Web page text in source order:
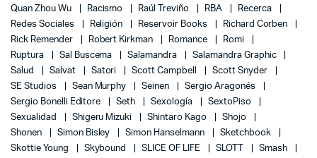
Quan Zhou Wu
Racismo Raúl Treviño RBA
Recerca
Redes Sociales
Religión Reservoir Books
Richard Corben
Rick Remender
Robert Kirkman Romance
Romi
Ruptura
Sal Buscema Salamandra
Salamandra Graphic
Salud
Salvat Satori Scott Campbell
Scott Snyder
SE Studios
Sean Murphy Seinen
Sergio Aragonés
Sergio Bonelli Editore
Seth Sexología
SextoPiso
Sexualidad
Shigeru Mizuki Shintaro Kago
Shojo
Shonen
Simon Bisley Simon Hanselmann
Sketchbook
Skottie Young
Skybound SLICE OF LIFE SLOTT
Smash